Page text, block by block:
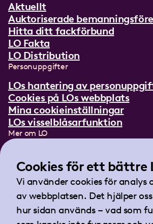
Aktuellt
Auktoriserade
Hitta ditt fackförbund
LO Fakta
LO Distribution
Personuppgifter
LOs hantering av
Cookies på LOs webbplats
Mina cookieinställningar
LOs visselblåsarfunktion
Mer om LO
Lättläst om LO
Teckenspråksfilm
Tidningen Arbetet
Landsorganisationen i Sverige
Barnhusgatan 18
Cookies för ett bättre
Vi använder cookies för analys
av webbplatsen. Det hjälper
hur sidan används – vad som